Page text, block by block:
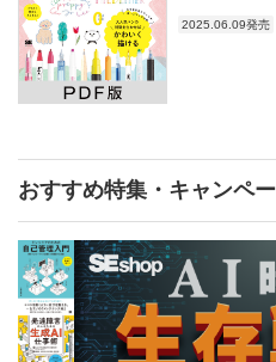
2025.06.09発売
おすすめ特集・キャンペ